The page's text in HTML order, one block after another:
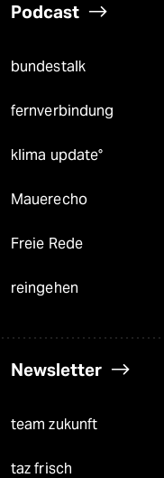
Podcast
bundestalk
fernverbindung
klima update°
Mauerecho
Freie Rede
reingehen
Newsletter
team zukunft
taz frisch